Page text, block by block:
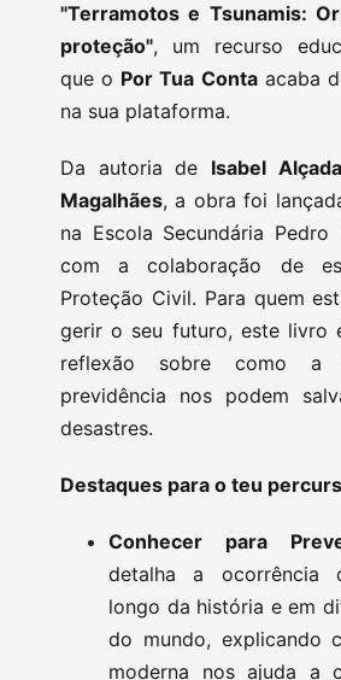
"Terramotos e Tsunamis:
proteção", um recurso
que o Por Tua Contaacaba
na sua plataforma.
Da autoria de Isabel
Magalhães, a obra foi
na Escola Secundária
com a colaboração de
Proteção Civil. Para quem
gerir o seu futuro, este livro
reflexão sobre como
previdência nos podem
desastres.
Destaques para o teu
Conhecer para
detalha a ocorrência
longo da história e em
do mundo, explicando
moderna nos ajuda a